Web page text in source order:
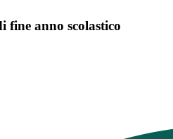
fine anno scolastico